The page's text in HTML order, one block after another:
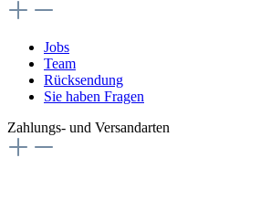
Jobs
Team
Rücksendung
Sie haben Fragen
Zahlungs- und Versandarten